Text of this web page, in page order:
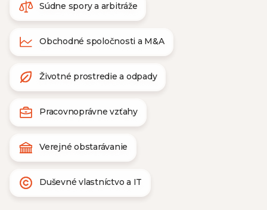
Súdne spory a arbitráže
Obchodné spoločnosti a M&A
Životné prostredie a odpady
Pracovnoprávne vzťahy
Verejné obstarávanie
Duševné vlastníctvo a IT